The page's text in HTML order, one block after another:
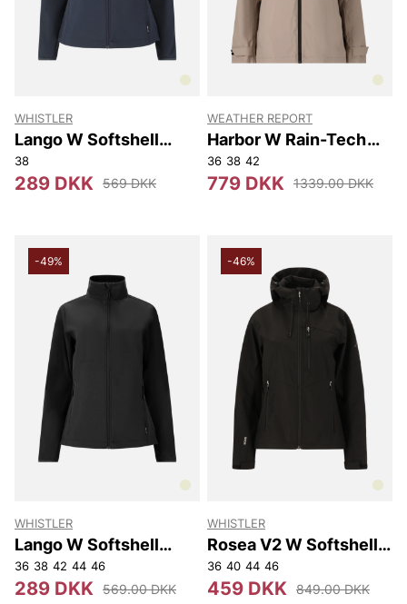
WHISTLER
Lango W Softshell
Jacket
38
289 DKK 569 DKK
WEATHER REPORT
Harbor W Rain-Tech
Jacket W-PRO 20000
36 38 42
779 DKK 1339.00 DKK
-49%
WHISTLER
Lango W Softshell
Jacket
36 38 42 44 46
289 DKK 569.00 DKK
-46%
WHISTLER
Rosea V2 W Softshell
Jacket W-Pro 8000
36 40 44 46
459 DKK 849.00 DKK